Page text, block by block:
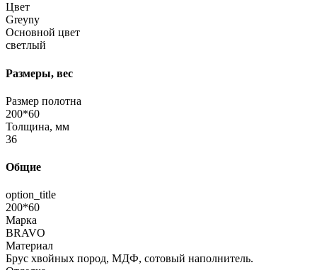
Цвет
Greyny
Основной цвет
светлый
Размеры, вес
Размер полотна
200*60
Толщина, мм
36
Общие
option_title
200*60
Марка
BRAVO
Материал
Брус хвойных пород, МДФ, сотовый наполнитель.